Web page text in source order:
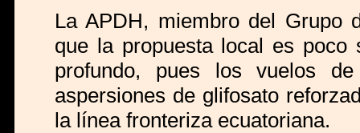
La APDH, miembro del Grupo
que la propuesta local es poco
profundo, pues los vuelos
aspersiones de glifosato
la línea fronteriza ecuatoriana.